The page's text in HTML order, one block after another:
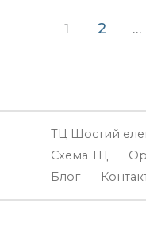
Пагінація
1 2 …
ТЦ Шостий
Схема ТЦ
Блог